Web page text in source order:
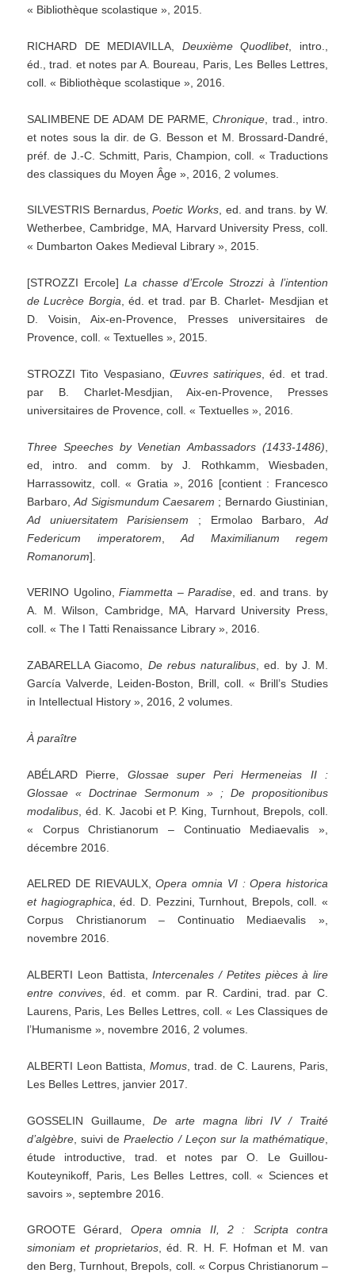
« Bibliothèque scolastique », 2015.
RICHARD DE MEDIAVILLA, Deuxième Quodlibet, intro.,
éd., trad. et notes par A. Boureau, Paris, Les Belles Lettres,
coll. « Bibliothèque scolastique », 2016.
SALIMBENE DE ADAM DE PARME,Chronique , trad., intro.
et notes sous la dir. de G. Besson et M. Brossard-Dandré,
préf. de J.-C. Schmitt, Paris, Champion, coll. « Traductions
des classiques du Moyen Âge », 2016, 2 volumes.
SILVESTRIS Bernardus,Poetic Works, ed. and trans. by W.
Wetherbee, Cambridge, MA, Harvard University Press, coll.
« Dumbarton Oakes Medieval Library », 2015.
[STROZZI Ercole] La chasse d’Ercole Strozzi à l’intention
de Lucrèce Borgia , éd. et trad. par B. Charlet- Mesdjian et
D. Voisin, Aix-en-Provence, Presses universitaires de
Provence, coll. « Textuelles », 2015.
STROZZI Tito Vespasiano, Œuvres satiriques , éd. et trad.
par B. Charlet-Mesdjian, Aix-en-Provence, Presses
universitaires de Provence, coll. « Textuelles », 2016.
Three Speeches by Venetian Ambassadors (1433-1486)
ed, intro. and comm. by J. Rothkamm, Wiesbaden,
Harrassowitz, coll. « Gratia », 2016 [contient : Francesco
Barbaro,Ad Sigismundum Caesarem ; Bernardo Giustinian,
Ad
uniuersitatem Parisiensem ; Ermolao Barbaro, Ad
Federicum
imperatorem ,Ad Maximilianum
regem
Romanorum].
VERINO Ugolino,Fiammetta – Paradise, ed. and trans. by
A. M. Wilson, Cambridge, MA, Harvard University Press,
coll. « The I Tatti Renaissance Library », 2016.
ZABARELLA Giacomo, De rebus naturalibus , ed. by J. M.
García Valverde, Leiden-Boston, Brill, coll. « Brill’s Studies
in Intellectual History », 2016, 2 volumes.
À paraître
ABÉLARD Pierre, Glossae super Peri Hermeneias II
:
Glossae « Doctrinae Sermonum » ; De propositionibus
modalibus , éd. K. Jacobi et P. King, Turnhout, Brepols, coll.
« Corpus Christianorum – Continuatio Mediaevalis »,
décembre 2016.
AELRED DE RIEVAULX,Opera omnia VI : Opera historica
et hagiographica, éd. D. Pezzini, Turnhout, Brepols, coll. «
Corpus Christianorum – Continuatio Mediaevalis »,
novembre 2016.
ALBERTI Leon Battista,Intercenales / Petites pièces à lire
entre convives, éd. et comm. par R. Cardini, trad. par C.
Laurens, Paris, Les Belles Lettres, coll. « Les Classiques de
l’Humanisme », novembre 2016, 2 volumes.
ALBERTI Leon Battista, Momus, trad. de C. Laurens, Paris,
Les Belles Lettres, janvier 2017.
GOSSELIN Guillaume, De arte magna libri IV /
Traité
d’algèbre , suivi dePraelectio / Leçon sur la mathématique
étude introductive, trad. et notes par O. Le Guillou-
Kouteynikoff, Paris, Les Belles Lettres, coll. « Sciences et
savoirs », septembre 2016.
GROOTE Gérard, Opera omnia II, 2 : Scripta
contra
simoniam et proprietarios, éd. R. H. F. Hofman et M. van
den Berg, Turnhout, Brepols, coll. « Corpus Christianorum –